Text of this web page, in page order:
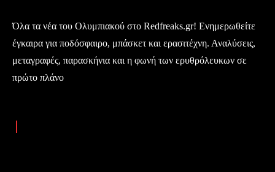
Όλα τα νέα του Ολυμπιακού στο Redfreaks.gr! Ενημερωθείτε
έγκαιρα για ποδόσφαιρο, μπάσκετ και ερασιτέχνη. Αναλύσεις,
μεταγραφές, παρασκήνια και η φωνή των ερυθρόλευκων σε
πρώτο πλάνο